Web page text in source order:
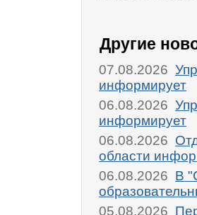
Другие
07.08.2026
информирует
06.08.2026
информирует
06.08.2026
области
06.08.2026 В
05.08.2026